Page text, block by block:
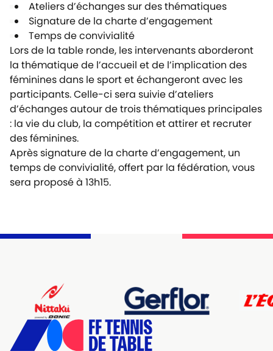
Ateliers d’échanges sur des thématiques
Signature de la charte d’engagement
Temps de convivialité
Lors de la table ronde, les intervenants aborderont
la thématique de l’accueil et de l’implication des
féminines dans le sport et échangeront avec les
participants. Celle-ci sera suivie d’ateliers
d’échanges autour de trois thématiques principales
: la vie du club, la compétition et attirer et recruter
des féminines.
Après signature de la charte d’engagement, un
temps de convivialité, offert par la fédération, vous
sera proposé à 13h15.